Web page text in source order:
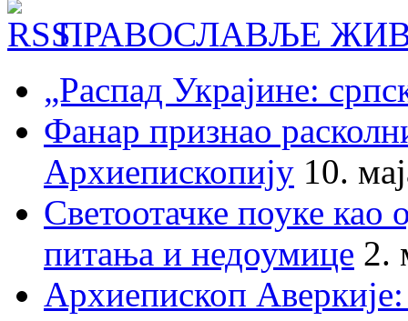
ПРАВОСЛАВЉЕ
„Распад Украјине:
Фанар признао
Архиепископију 10.
Светоотачке поуке као
питања и недоумице 2.
Архиепископ